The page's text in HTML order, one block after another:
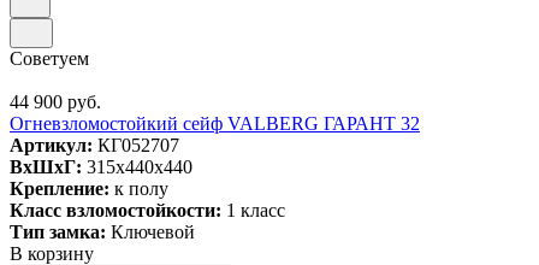
Советуем
44 900 руб.
Огневзломостойкий сейф VALBERG ГАРАНТ 32
Артикул: КГ052707
ВxШxГ: 315x440x440
Крепление: к полу
Класс взломостойкости: 1 класс
Тип замка: Ключевой
В корзину